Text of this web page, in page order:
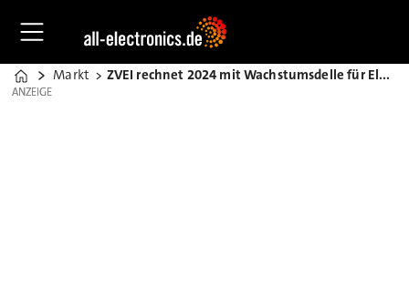
Home
Markt ZVEI rechnet 2024 mit Wachstumsdelle für Elektronikindustrie
ANZEIGE
ANZEIGE